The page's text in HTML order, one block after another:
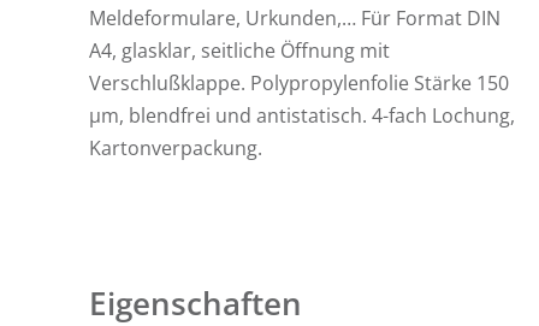
Meldeformulare, Urkunden,… Für Format DIN
A4, glasklar, seitliche Öffnung mit
Verschlußklappe. Polypropylenfolie Stärke 150
µm, blendfrei und antistatisch. 4-fach Lochung,
Kartonverpackung.
Eigenschaften